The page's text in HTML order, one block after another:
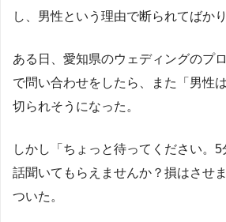
し、男性という理由で断られてばかり
ある日、愛知県のウェディングのプ
で問い合わせをしたら、また「男性
切られそうになった。
しかし「ちょっと待ってください。
話聞いてもらえませんか？損はさせ
ついた。